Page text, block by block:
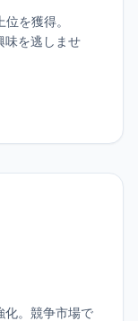
を獲得。
味を逃しませ
化。競争市場で